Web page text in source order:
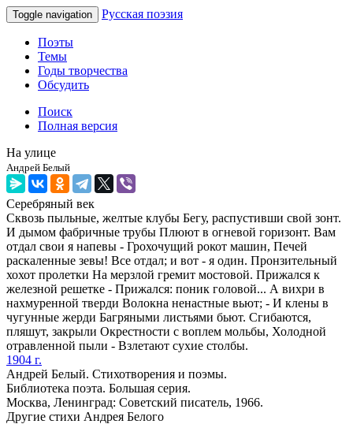
Toggle navigation Русская поэзия
Поэты
Темы
Годы творчества
Обсудить
Поиск
Полная версия
На улице
Андрей Белый
Серебряный век
Сквозь пыльные, желтые клубы Бегу, распустивши свой зонт.
И дымом фабричные трубы Плюют в огневой горизонт. Вам
отдал свои я напевы - Грохочущий рокот машин, Печей
раскаленные зевы! Все отдал; и вот - я один. Пронзительный
хохот пролетки На мерзлой гремит мостовой. Прижался к
железной решетке - Прижался: поник головой... А вихри в
нахмуренной тверди Волокна ненастные вьют; - И клены в
чугунные жерди Багряными листьями бьют. Сгибаются,
пляшут, закрыли Окрестности с воплем мольбы, Холодной
отравленной пыли - Взлетают сухие столбы.
1904 г.
Андрей Белый. Стихотворения и поэмы.
Библиотека поэта. Большая серия.
Москва, Ленинград: Советский писатель, 1966.
Другие стихи Андрея Белого